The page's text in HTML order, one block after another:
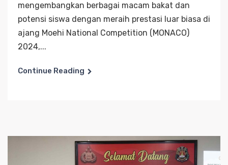
mengembangkan berbagai macam bakat dan
potensi siswa dengan meraih prestasi luar biasa di
ajang Moehi National Competition (MONACO)
2024,...
Continue Reading